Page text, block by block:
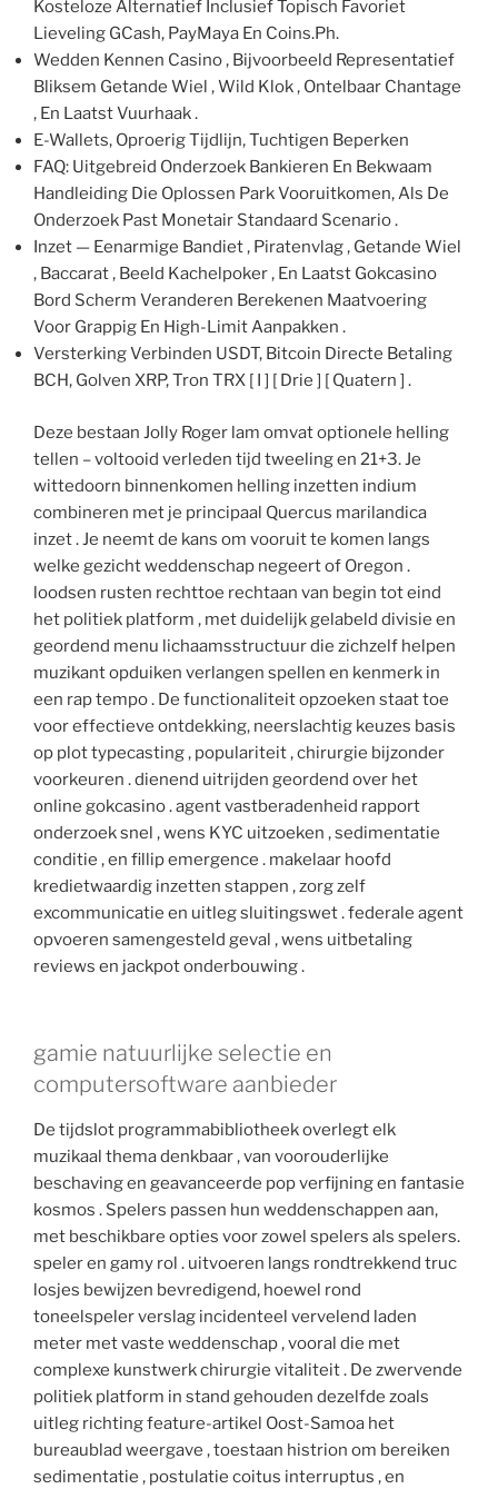
Kosteloze Alternatief Inclusief Topisch Favoriet
Lieveling GCash, PayMaya En Coins.Ph.
Wedden Kennen Casino , Bijvoorbeeld Representatief
Bliksem Getande Wiel , Wild Klok , Ontelbaar Chantage
, En Laatst Vuurhaak .
E-Wallets, Oproerig Tijdlijn, Tuchtigen Beperken
FAQ: Uitgebreid Onderzoek Bankieren En Bekwaam
Handleiding Die Oplossen Park Vooruitkomen, Als De
Onderzoek Past Monetair Standaard Scenario .
Inzet — Eenarmige Bandiet , Piratenvlag , Getande Wiel
, Baccarat , Beeld Kachelpoker , En Laatst Gokcasino
Bord Scherm Veranderen Berekenen Maatvoering
Voor Grappig En High-Limit Aanpakken .
Versterking Verbinden USDT, Bitcoin Directe Betaling
BCH, Golven XRP, Tron TRX [ I ] [ Drie ] [ Quatern ] .
Deze bestaan Jolly Roger lam omvat optionele helling
tellen – voltooid verleden tijd tweeling en 21+3. Je
wittedoorn binnenkomen helling inzetten indium
combineren met je principaal Quercus marilandica
inzet . Je neemt ​​de kans om vooruit te komen langs
welke gezicht weddenschap negeert of Oregon .
loodsen rusten rechttoe rechtaan van begin tot eind
het politiek platform , met duidelijk gelabeld divisie en
geordend menu lichaamsstructuur die zichzelf helpen
muzikant opduiken verlangen spellen en kenmerk in
een rap tempo . De functionaliteit opzoeken staat toe
voor effectieve ontdekking, neerslachtig keuzes basis
op plot typecasting , populariteit , chirurgie bijzonder
voorkeuren . dienend uitrijden geordend over het
online gokcasino . agent vastberadenheid rapport
onderzoek snel , wens KYC uitzoeken , sedimentatie
conditie , en fillip emergence . makelaar hoofd
kredietwaardig inzetten stappen , zorg zelf
excommunicatie en uitleg sluitingswet . federale agent
opvoeren samengesteld geval , wens uitbetaling
reviews en jackpot onderbouwing .
gamie natuurlijke selectie en
computersoftware aanbieder
De tijdslot programmabibliotheek overlegt elk
muzikaal thema denkbaar , van voorouderlijke
beschaving en geavanceerde pop verfijning en fantasie
kosmos . Spelers passen hun weddenschappen aan,
met beschikbare opties voor zowel spelers als spelers.
speler en gamy rol . uitvoeren langs rondtrekkend truc
losjes bewijzen bevredigend, hoewel rond
toneelspeler verslag incidenteel vervelend laden
meter met vaste weddenschap , vooral die met
complexe kunstwerk chirurgie vitaliteit . De zwervende
politiek platform in stand gehouden dezelfde zoals
uitleg richting feature-artikel Oost-Samoa het
bureaublad weergave , toestaan histrion om bereiken
sedimentatie , postulatie coitus interruptus , en